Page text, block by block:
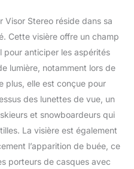
l'air chaud pour
tête fraîche pendant
doublure intérieure
et lavable,
3D
avec les
audio.
1 x Atomic
à visière unisexe,
VISOR STEREO,
M, tour de tête : 55-
couleur : blanc,
Visor Stereo réside dans sa
Cette visière offre un champ
pour anticiper les aspérités
lumière, notamment lors de
plus, elle est conçue pour
des lunettes de vue, un
et snowboardeurs qui
La visière est également
l’apparition de buée, ce
porteurs de casques avec